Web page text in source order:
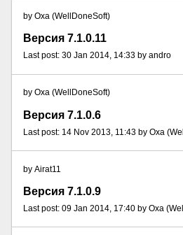
by Oxa (WellDoneSoft)
Версия 7.1.0.11
Last post: 30 Jan 2014, 14:33 by andro
by Oxa (WellDoneSoft)
Версия 7.1.0.6
Last post: 14 Nov 2013, 11:43 by Oxa
by Airat11
Версия 7.1.0.9
Last post: 09 Jan 2014, 17:40 by Oxa